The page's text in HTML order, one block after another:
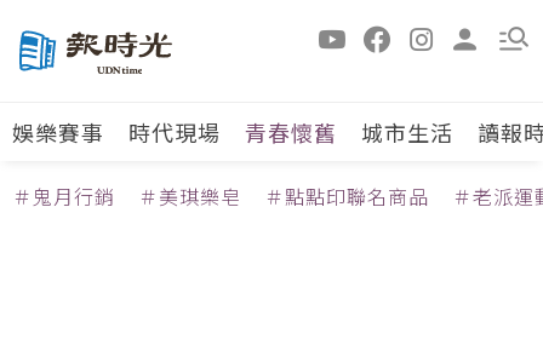
娛樂賽事 時代現場 青春懷舊 城市生活 讀報
＃鬼月行銷 ＃美琪樂皂 ＃點點印聯名商品 ＃老派運